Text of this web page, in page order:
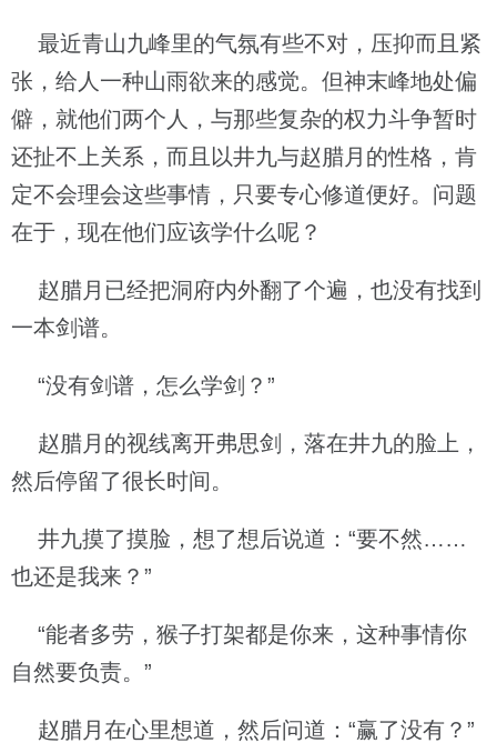
最近青山九峰里的气氛有些不对，压抑而且紧
张，给人一种山雨欲来的感觉。但神末峰地处偏
僻，就他们两个人，与那些复杂的权力斗争暂时
还扯不上关系，而且以井九与赵腊月的性格，肯
定不会理会这些事情，只要专心修道便好。问题
在于，现在他们应该学什么呢？
赵腊月已经把洞府内外翻了个遍，也没有找到
一本剑谱。
“没有剑谱，怎么学剑？”
赵腊月的视线离开弗思剑，落在井九的脸上，
然后停留了很长时间。
井九摸了摸脸，想了想后说道：“要不然……
也还是我来？”
“能者多劳，猴子打架都是你来，这种事情你
自然要负责。”
赵腊月在心里想道，然后问道：“赢了没有？”